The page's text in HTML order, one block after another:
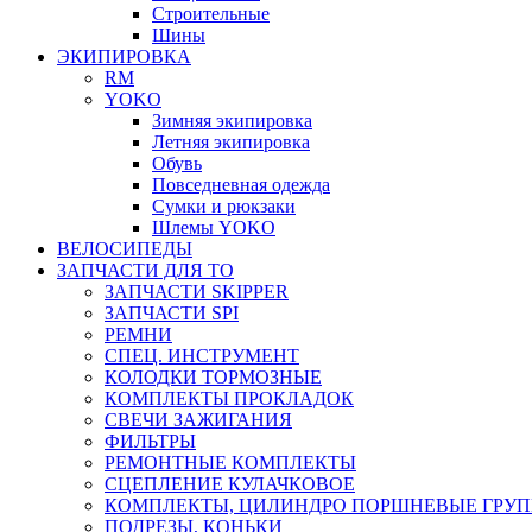
Строительные
Шины
ЭКИПИРОВКА
RM
YOKO
Зимняя экипировка
Летняя экипировка
Обувь
Повседневная одежда
Сумки и рюкзаки
Шлемы YOKO
ВЕЛОСИПЕДЫ
ЗАПЧАСТИ ДЛЯ ТО
ЗАПЧАСТИ SKIPPER
ЗАПЧАСТИ SPI
РЕМНИ
СПЕЦ. ИНСТРУМЕНТ
КОЛОДКИ ТОРМОЗНЫЕ
КОМПЛЕКТЫ ПРОКЛАДОК
СВЕЧИ ЗАЖИГАНИЯ
ФИЛЬТРЫ
РЕМОНТНЫЕ КОМПЛЕКТЫ
СЦЕПЛЕНИЕ КУЛАЧКОВОЕ
КОМПЛЕКТЫ, ЦИЛИНДРО ПОРШНЕВЫЕ
ПОДРЕЗЫ, КОНЬКИ